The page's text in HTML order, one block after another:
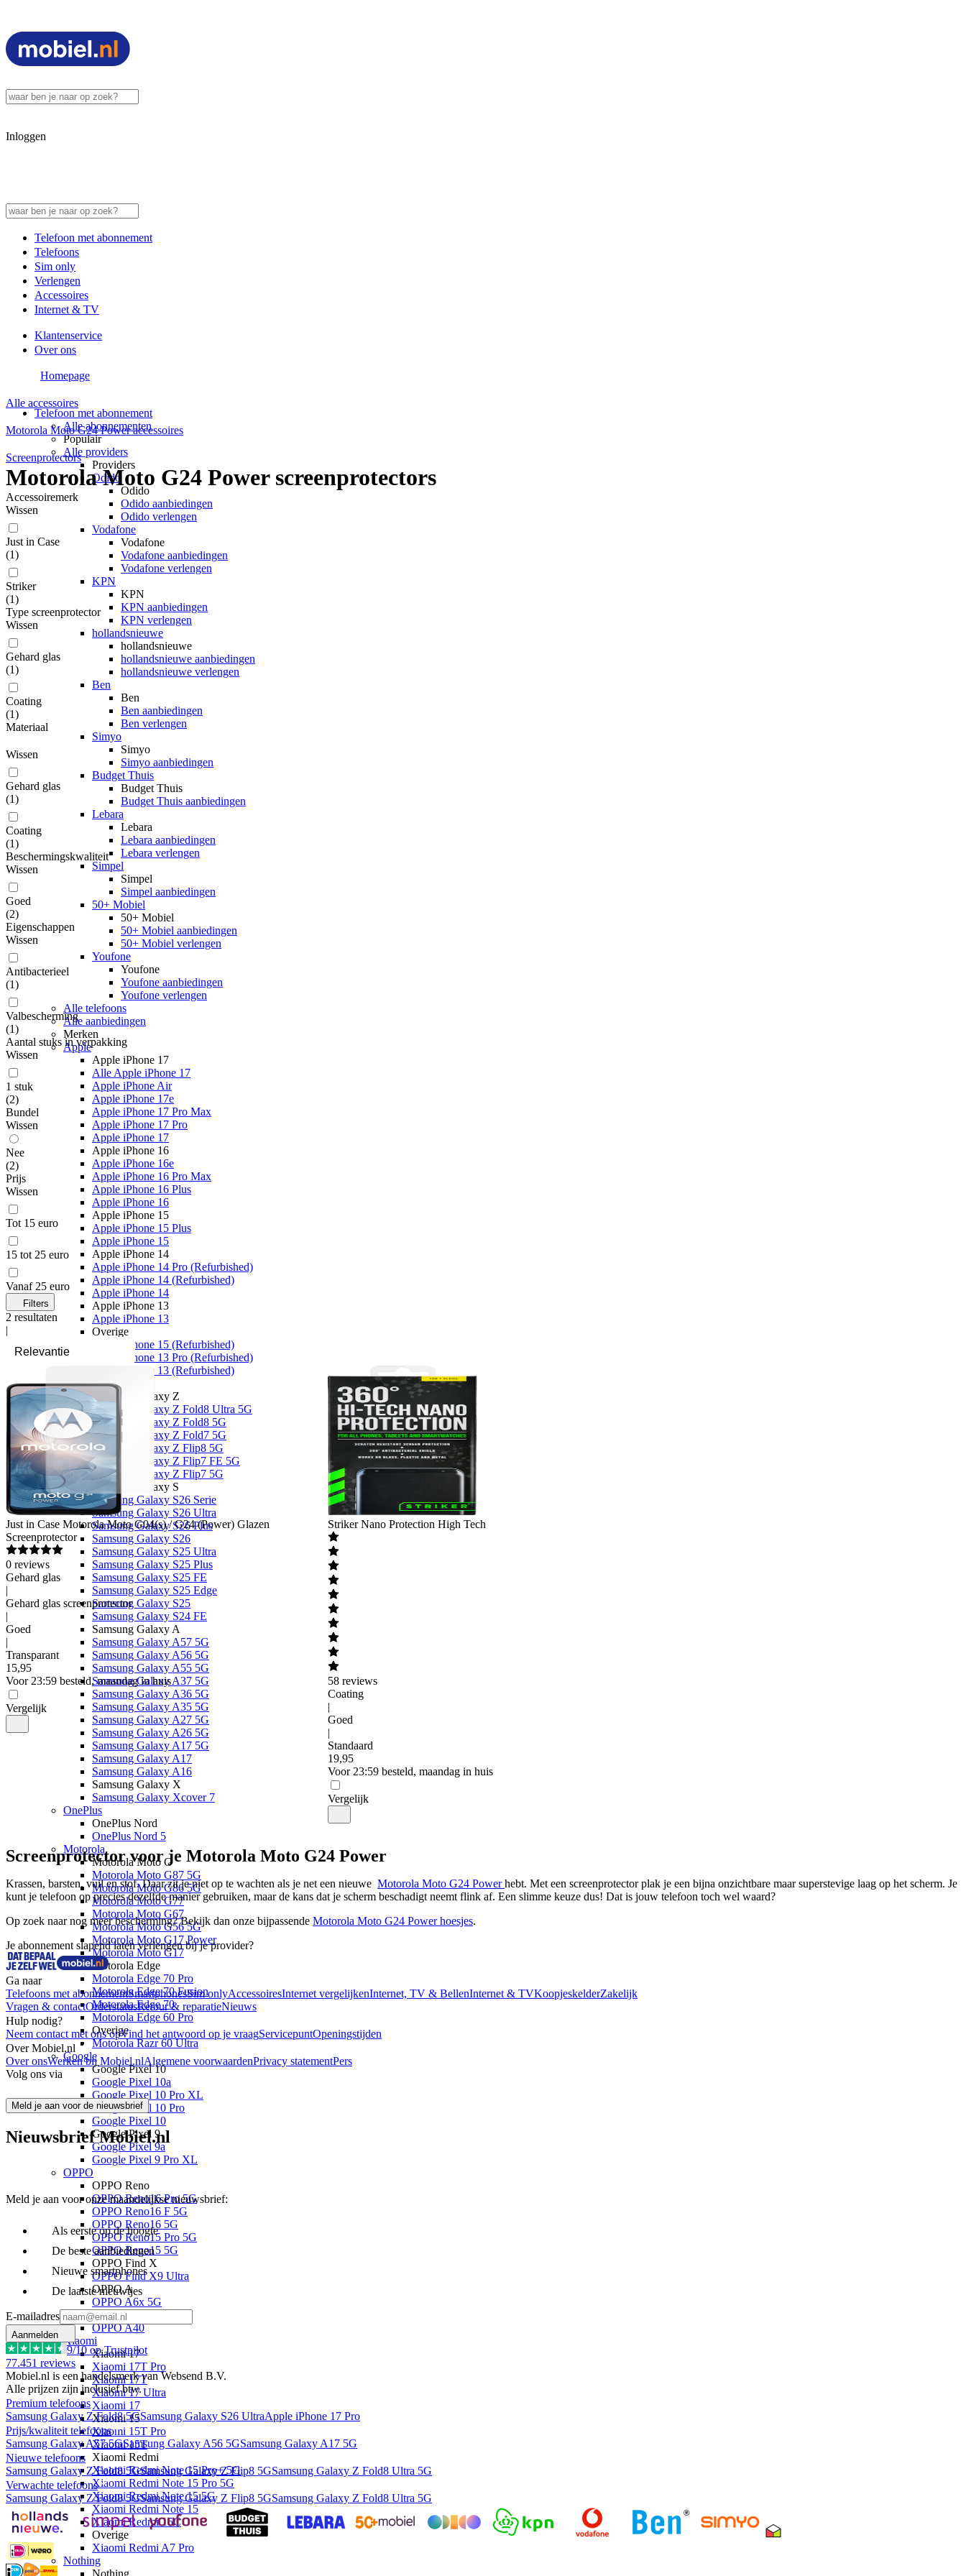
Inloggen
Telefoon met abonnement
Telefoons
Sim only
Verlengen
Accessoires
Internet & TV
Klantenservice
Over ons
Telefoon met abonnement
Alle abonnementen
Populair
Alle providers
Providers
Odido
Odido
Odido aanbiedingen
Odido verlengen
Vodafone
Vodafone
Vodafone aanbiedingen
Vodafone verlengen
KPN
KPN
KPN aanbiedingen
KPN verlengen
hollandsnieuwe
hollandsnieuwe
hollandsnieuwe aanbiedingen
hollandsnieuwe verlengen
Ben
Ben
Ben aanbiedingen
Ben verlengen
Simyo
Simyo
Simyo aanbiedingen
Budget Thuis
Budget Thuis
Budget Thuis aanbiedingen
Lebara
Lebara
Lebara aanbiedingen
Lebara verlengen
Simpel
Simpel
Simpel aanbiedingen
50+ Mobiel
50+ Mobiel
50+ Mobiel aanbiedingen
50+ Mobiel verlengen
Youfone
Youfone
Youfone aanbiedingen
Youfone verlengen
Alle telefoons
Alle aanbiedingen
Merken
Apple
Apple iPhone 17
Alle Apple iPhone 17
Apple iPhone Air
Apple iPhone 17e
Apple iPhone 17 Pro Max
Apple iPhone 17 Pro
Apple iPhone 17
Apple iPhone 16
Apple iPhone 16e
Apple iPhone 16 Pro Max
Apple iPhone 16 Plus
Apple iPhone 16
Apple iPhone 15
Apple iPhone 15 Plus
Apple iPhone 15
Apple iPhone 14
Apple iPhone 14 Pro (Refurbished)
Apple iPhone 14 (Refurbished)
Apple iPhone 14
Apple iPhone 13
Apple iPhone 13
Overige
Apple iPhone 15 (Refurbished)
Apple iPhone 13 Pro (Refurbished)
Apple iPhone 13 (Refurbished)
Samsung
Samsung Galaxy Z
Samsung Galaxy Z Fold8 Ultra 5G
Samsung Galaxy Z Fold8 5G
Samsung Galaxy Z Fold7 5G
Samsung Galaxy Z Flip8 5G
Samsung Galaxy Z Flip7 FE 5G
Samsung Galaxy Z Flip7 5G
Samsung Galaxy S
Samsung Galaxy S26 Serie
Samsung Galaxy S26 Ultra
Samsung Galaxy S26 Plus
Samsung Galaxy S26
Samsung Galaxy S25 Ultra
Samsung Galaxy S25 Plus
Samsung Galaxy S25 FE
Samsung Galaxy S25 Edge
Samsung Galaxy S25
Samsung Galaxy S24 FE
Samsung Galaxy A
Samsung Galaxy A57 5G
Samsung Galaxy A56 5G
Samsung Galaxy A55 5G
Samsung Galaxy A37 5G
Samsung Galaxy A36 5G
Samsung Galaxy A35 5G
Samsung Galaxy A27 5G
Samsung Galaxy A26 5G
Samsung Galaxy A17 5G
Samsung Galaxy A17
Samsung Galaxy A16
Samsung Galaxy X
Samsung Galaxy Xcover 7
OnePlus
OnePlus Nord
OnePlus Nord 5
Motorola
Motorola Moto G
Motorola Moto G87 5G
Motorola Moto G86 5G
Motorola Moto G77
Motorola Moto G67
Motorola Moto G56 5G
Motorola Moto G17 Power
Motorola Moto G17
Motorola Edge
Motorola Edge 70 Pro
Motorola Edge 70 Fusion
Motorola Edge 70
Motorola Edge 60 Pro
Overige
Motorola Razr 60 Ultra
Google
Google Pixel 10
Google Pixel 10a
Google Pixel 10 Pro XL
Google Pixel 10 Pro
Google Pixel 10
Google Pixel 9
Google Pixel 9a
Google Pixel 9 Pro XL
OPPO
OPPO Reno
OPPO Reno16 Pro 5G
OPPO Reno16 F 5G
OPPO Reno16 5G
OPPO Reno15 Pro 5G
OPPO Reno15 5G
OPPO Find X
OPPO Find X9 Ultra
OPPO A
OPPO A6x 5G
OPPO A6 5G
OPPO A40
Xiaomi
Xiaomi 17
Xiaomi 17T Pro
Xiaomi 17T
Xiaomi 17 Ultra
Xiaomi 17
Xiaomi 15
Xiaomi 15T Pro
Xiaomi 15T
Xiaomi Redmi
Xiaomi Redmi Note 15 Pro+ 5G
Xiaomi Redmi Note 15 Pro 5G
Xiaomi Redmi Note 15 5G
Xiaomi Redmi Note 15
Xiaomi Redmi 15C
Overige
Xiaomi Redmi A7 Pro
Nothing
Nothing
Homepage
Alle accessoires
Motorola Moto G24 Power accessoires
Screenprotectors
Motorola Moto G24 Power screenprotectors
Accessoiremerk
Wissen
Just in Case
(1)
Striker
(1)
Type screenprotector
Wissen
Gehard glas
(1)
Coating
(1)
Materiaal
Wissen
Gehard glas
(1)
Coating
(1)
Beschermingskwaliteit
Wissen
Goed
(2)
Eigenschappen
Wissen
Antibacterieel
(1)
Valbescherming
(1)
Aantal stuks in verpakking
Wissen
1 stuk
(2)
Bundel
Wissen
Nee
(2)
Prijs
Wissen
Tot 15 euro
15 tot 25 euro
Vanaf 25 euro
Filters
2 resultaten
|
Just in Case Motorola Moto G04(s) / G24 (Power) Glazen
Screenprotector
0 reviews
Gehard glas
|
Gehard glas screenprotector
|
Goed
|
Transparant
15,95
Voor 23:59 besteld, maandag in huis
Vergelijk
Striker Nano Protection High Tech
58 reviews
Coating
|
Goed
|
Standaard
19,95
Voor 23:59 besteld, maandag in huis
Vergelijk
Screenprotector voor je Motorola Moto G24 Power
Krassen, barsten, vuil en stof. Daar zit je niet op te wachten als je net een nieuwe Motorola Moto G24 Power hebt. Met een screenprotector plak je een bijna onzichtbare maar superstevige laag op het scherm. Je
kunt je telefoon op precies dezelfde manier gebruiken, maar de kans dat je scherm beschadigt neemt flink af. Een slimme keuze dus! Dat is jouw telefoon toch wel waard?
Op zoek naar nog meer bescherming? Bekijk dan onze bijpassende Motorola Moto G24 Power hoesjes.
Je abonnement slapend laten verlengen bij je provider?
Ga naar
Telefoons met abonnementSmartphonesSim onlyAccessoiresInternet vergelijkenInternet, TV & BellenInternet & TVKoopjeskelderZakelijk
Vragen & contactOrderstatusRetour & reparatieNieuws
Hulp nodig?
Neem contact met ons opVind het antwoord op je vraagServicepuntOpeningstijden
Over Mobiel.nl
Over onsWerken bij Mobiel.nlAlgemene voorwaardenPrivacy statementPers
Volg ons via
Meld je aan voor de nieuwsbrief
Nieuwsbrief Mobiel.nl
Meld je aan voor onze maandelijkse nieuwsbrief:
Als eerste op de hoogte
De beste aanbiedingen
Nieuwe smartphones
De laatste nieuwtjes
E-mailadres
Aanmelden
9/10 op Trustpilot
77.451 reviews
Mobiel.nl is een handelsmerk van Websend B.V.
Alle prijzen zijn inclusief btw.
Premium telefoons
Samsung Galaxy Z Fold8 5GSamsung Galaxy S26 UltraApple iPhone 17 Pro
Prijs/kwaliteit telefoons
Samsung Galaxy A57 5GSamsung Galaxy A56 5GSamsung Galaxy A17 5G
Nieuwe telefoons
Samsung Galaxy Z Fold8 5GSamsung Galaxy Z Flip8 5GSamsung Galaxy Z Fold8 Ultra 5G
Verwachte telefoons
Samsung Galaxy Z Fold8 5GSamsung Galaxy Z Flip8 5GSamsung Galaxy Z Fold8 Ultra 5G